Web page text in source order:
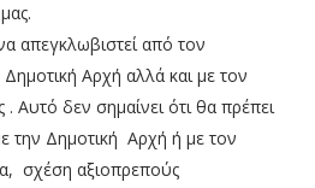
απεγκλωβιστεί από τον
Αρχή αλλά και με τον
Αυτό δεν σημαίνει ότι θα πρέπει
την Δημοτική Αρχή ή με τον
σχέση αξιοπρεπούς